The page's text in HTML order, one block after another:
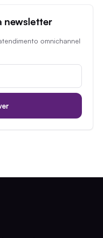
newsletter
omnichannel